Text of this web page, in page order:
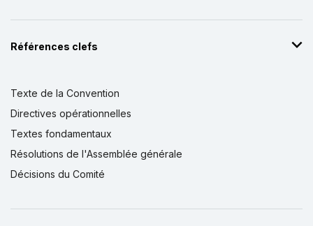
Références clefs
Texte de la Convention
Directives opérationnelles
Textes fondamentaux
Résolutions de l'Assemblée générale
Décisions du Comité